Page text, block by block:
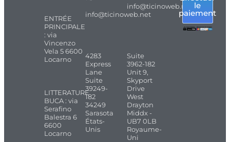
ENTRÉE
PRINCIPALE
: via
Vincenzo
Vela 5 6600
Locarno
LITTERATURE
BUCA : via
Serafino
Balestra 6
6600
Locarno
info@ticinoweb.net
4283
Express
Lane
Suite
39249-
182
34249
Sarasota
États-
Unis
info@ticinoweb.net
Suite
3962-182
Unit 9,
Skyport
Drive
West
Drayton
Middx -
UB7 0LB
Royaume-
Uni
le
paiement